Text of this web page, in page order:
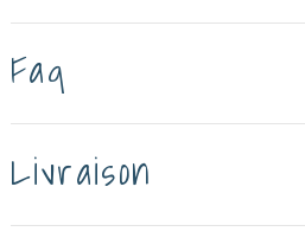
Faq
Livraison